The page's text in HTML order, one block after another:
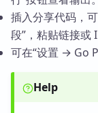
插入分享代码，
段”，粘贴链接或
可在“设置 → Go
Help